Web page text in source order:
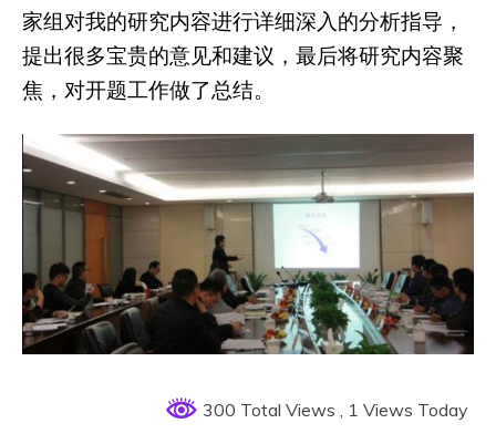
家组对我的研究内容进行详细深入的分析指导，
提出很多宝贵的意见和建议，最后将研究内容聚
焦，对开题工作做了总结。
300 Total Views , 1 Views Today